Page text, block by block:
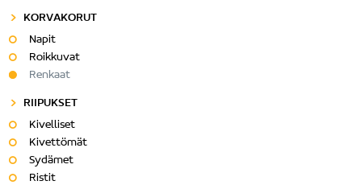
KORVAKORUT
Napit
Roikkuvat
Renkaat
RIIPUKSET
Kivelliset
Kivettömät
Sydämet
Ristit